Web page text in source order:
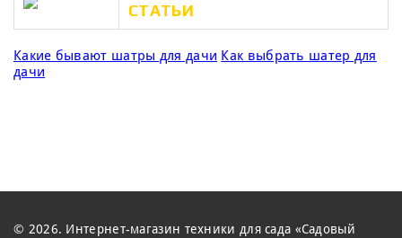
СТАТЬИ
Какие бывают шатры для дачи Как выбрать шатер для
дачи
© 2026. Интернет-магазин техники для сада «Садовый